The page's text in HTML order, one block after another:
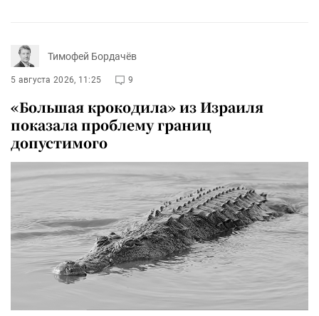
Тимофей Бордачёв
5 августа 2026, 11:25 9
«Большая крокодила» из Израиля
показала проблему границ
допустимого